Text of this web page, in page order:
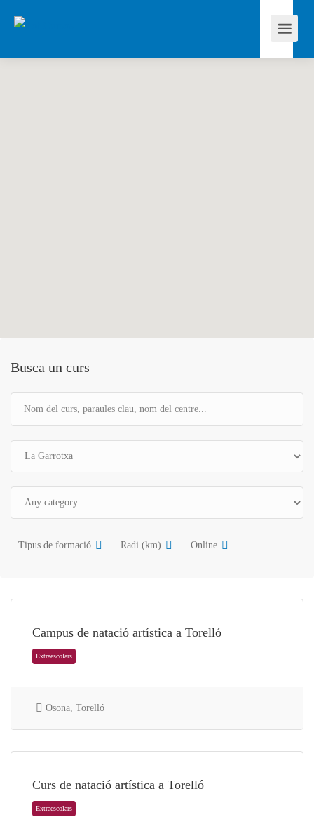
Busca un curs
Tipus de formació Radi (km) Online
Campus de natació artística a Torelló
Osona, Torelló
Curs de natació artística a Torelló